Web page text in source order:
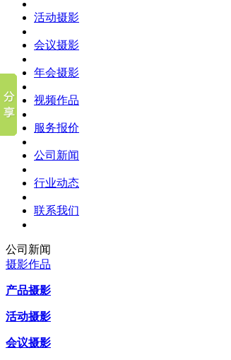
活动摄影
会议摄影
年会摄影
视频作品
服务报价
公司新闻
行业动态
联系我们
公司新闻
摄影作品
产品摄影
活动摄影
会议摄影